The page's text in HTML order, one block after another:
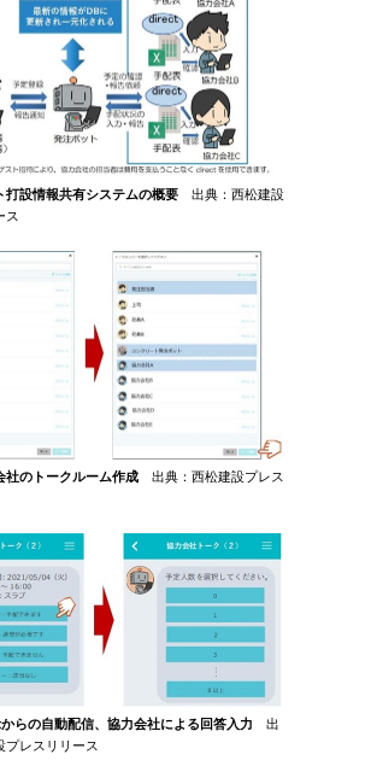
打設情報共有システムの概要 出典：西松建設
ス
社のトークルーム作成 出典：西松建設プレス
らの自動配信、協力会社による回答入力 出
プレスリリース